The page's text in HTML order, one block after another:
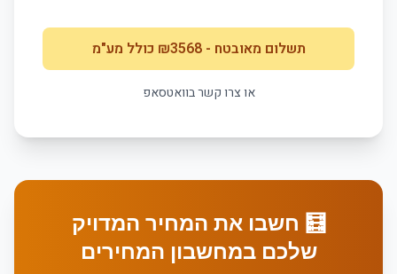
תשלום מאובטח - ₪
3568 כולל מע"מ
או צרו קשר בוואטסאפ
🧮 חשבו את המחיר המדויק
שלכם במחשבון המחירים